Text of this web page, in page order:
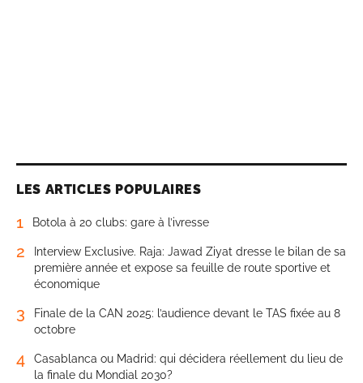
LES ARTICLES POPULAIRES
1 Botola à 20 clubs: gare à l’ivresse
2
Interview Exclusive. Raja: Jawad Ziyat dresse le bilan de sa
première année et expose sa feuille de route sportive et
économique
3
Finale de la CAN 2025: l’audience devant le TAS fixée au 8
octobre
4
Casablanca ou Madrid: qui décidera réellement du lieu de
la finale du Mondial 2030?